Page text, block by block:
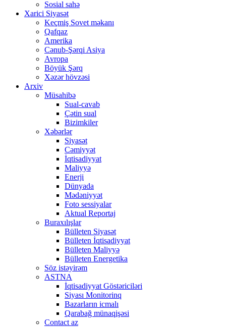
Sosial sahə
Xarici Siyasət
Keçmiş Sovet məkanı
Qafqaz
Amerika
Cənub-Şərqi Asiya
Avropa
Böyük Şərq
Xəzər hövzəsi
Arxiv
Müsahibə
Sual-cavab
Çətin sual
Bizimkiler
Xəbərlər
Siyasət
Cəmiyyət
İqtisadiyyat
Maliyyə
Enerji
Dünyada
Mədəniyyət
Foto sessiyalar
Aktual Reportaj
Buraxılışlar
Bülleten Siyasət
Bülleten İqtisadiyyat
Bülleten Maliyyə
Bülleten Energetika
Söz istəyirəm
ASTNA
İqtisadiyyat Göstəriciləri
Siyası Monitorinq
Bazarların icmalı
Qarabağ münaqişəsi
Contact az